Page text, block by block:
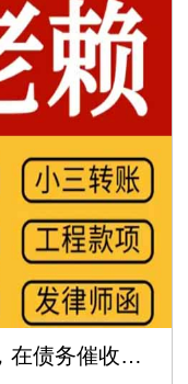
讨债公司与律师事务所相比，在债务催收上有什么不同优势？